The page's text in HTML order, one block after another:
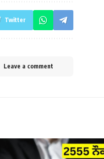
Twitter
Leave a comment